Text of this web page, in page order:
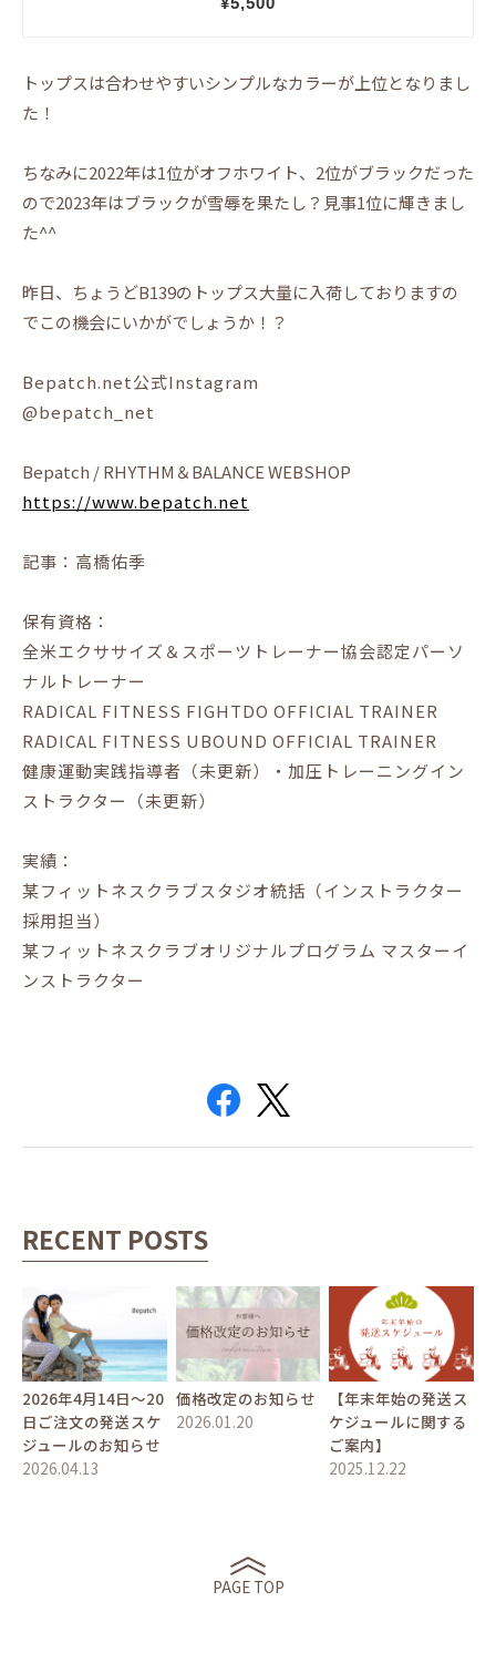
トップスは合わせやすいシンプルなカラーが上位となりまし
た！
ちなみに2022年は1位がオフホワイト、2位がブラックだった
ので2023年はブラックが雪辱を果たし？見事1位に輝きまし
た^^
昨日、ちょうどB139のトップス大量に入荷しておりますの
でこの機会にいかがでしょうか！？
Bepatch.net公式Instagram
@bepatch_net
Bepatch / RHYTHM＆BALANCE WEBSHOP
https://www.bepatch.net
記事：高橋佑季
保有資格：
全米エクササイズ＆スポーツトレーナー協会認定パーソ
ナルトレーナー
RADICAL FITNESS FIGHTDO OFFICIAL TRAINER
RADICAL FITNESS UBOUND OFFICIAL TRAINER
健康運動実践指導者（未更新）・加圧トレーニングイン
ストラクター（未更新）
実績：
某フィットネスクラブスタジオ統括（インストラクター
採用担当）
某フィットネスクラブオリジナルプログラム マスターイ
ンストラクター
RECENT POSTS
2026年4月14日〜20
日ご注文の発送スケ
ジュールのお知らせ
2026.04.13
価格改定のお知らせ
2026.01.20
【年末年始の発送ス
ケジュールに関する
ご案内】
2025.12.22
PAGE TOP